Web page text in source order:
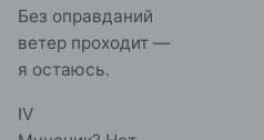
Без оправданий
ветер проходит —
я остаюсь.
IV